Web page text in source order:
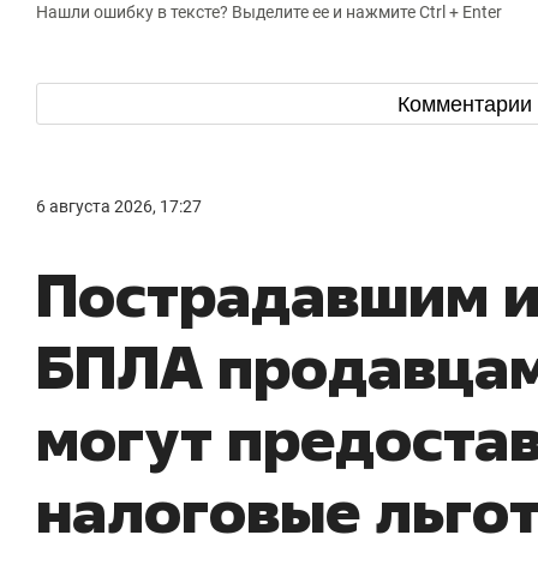
Нашли ошибку в тексте? Выделите ее и нажмите Ctrl + Enter
Комментарии
6 августа 2026, 17:27
Пострадавшим
БПЛА
могут
налоговые